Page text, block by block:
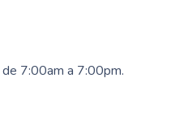
7:00am a 7:00pm.